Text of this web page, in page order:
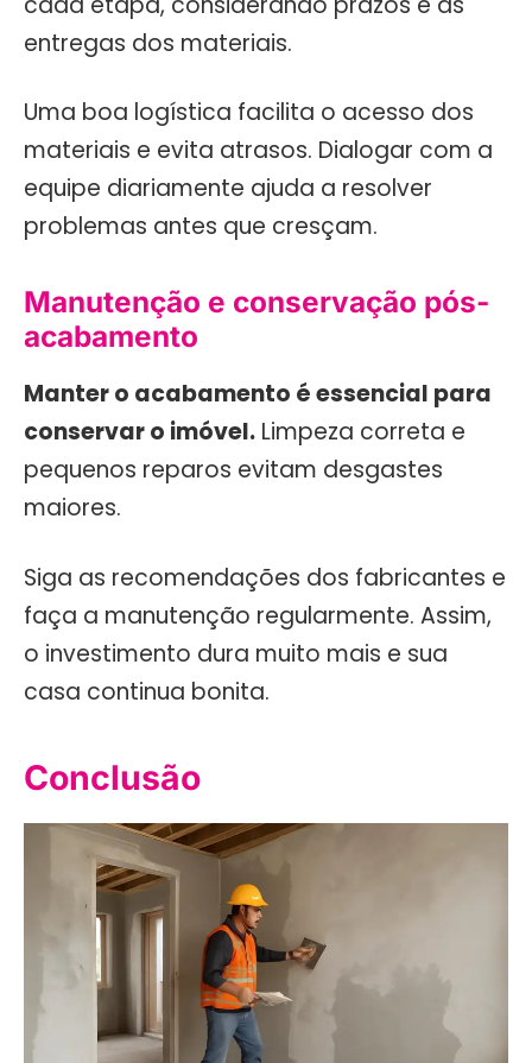
entregas dos materiais.
Uma boa logística facilita o acesso dos
materiais e evita atrasos. Dialogar com a
equipe diariamente ajuda a resolver
problemas antes que cresçam.
Manutenção e conservação pós-
acabamento
Manter o acabamento é essencial para
conservar o imóvel. Limpeza correta e
pequenos reparos evitam desgastes
maiores.
Siga as recomendações dos fabricantes e
faça a manutenção regularmente. Assim,
o investimento dura muito mais e sua
casa continua bonita.
Conclusão